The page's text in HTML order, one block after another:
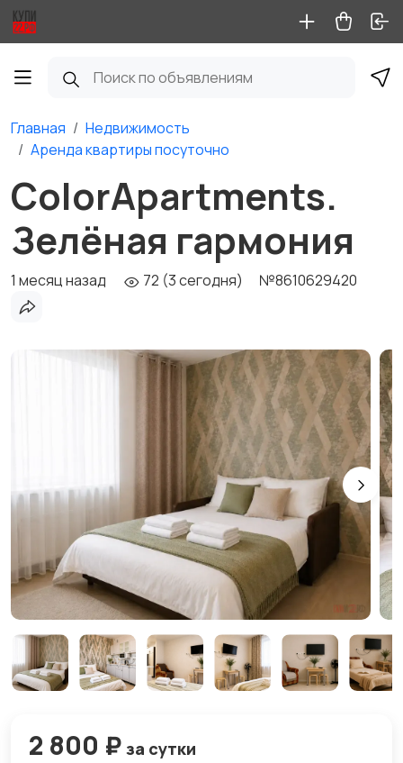
Главная
Недвижимость
Аренда квартиры посуточно
ColorApartments.
Зелёная гармония
1 месяц назад 72 (3 сегодня) №8610629420
2 800 ₽ за сутки